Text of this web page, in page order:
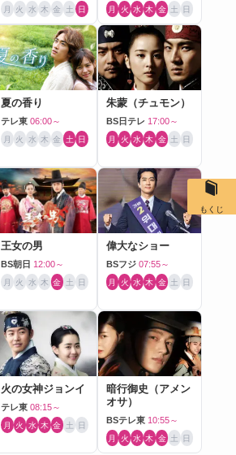
月 火 水 木 金 土 日 月 火 水 木 金 土 日
夏の香り
テレ東 06:00～
月 火 水 木 金 土 日
朱蒙（チュモン）
BS日テレ 17:00～
月 火 水 木 金 土 日
王女の男
BS朝日 12:00～
月 火 水 木 金 土 日
偉大なショー
BSフジ 07:55～
月 火 水 木 金 土 日
火の女神ジョンイ
テレ東 08:15～
月 火 水 木 金 土 日
暗行御史（アメン
オサ）
BSテレ東 10:55～
月 火 水 木 金 土 日
もくじ